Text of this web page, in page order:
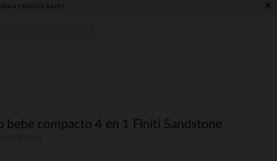
A PRECIOS BAJOS ×
bebé compacto 4 en 1 Finiti Sandstone